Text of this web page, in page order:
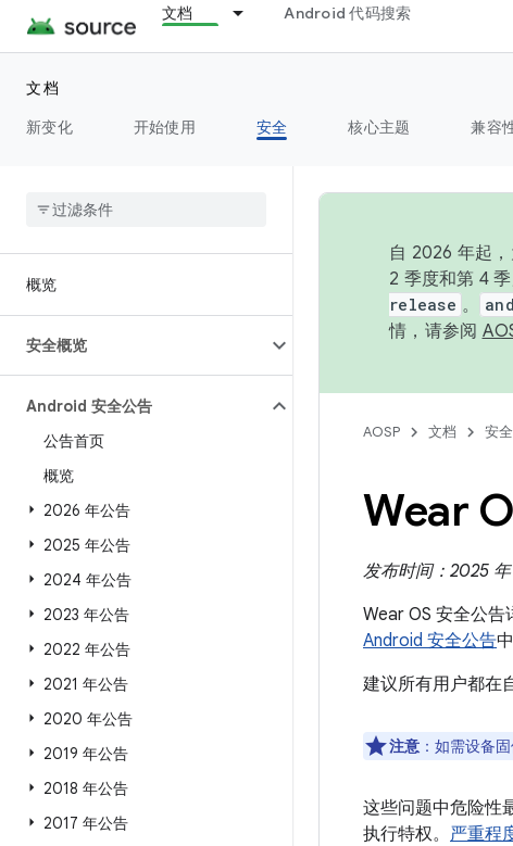
文档 Android 代码搜索
文档
新变化
开始使用 安全 核心主题 兼容
概览
安全概览
Android 安全公告
公告首页
概览
2026 年公告
2025 年公告
2024 年公告
2023 年公告
2022 年公告
2021 年公告
2020 年公告
2019 年公告
2018 年公告
2017 年公告
自 2026 年起
2 季度和第 4
release 。
情，请参阅
AOSP 文档 安全
Wear
发布时间：2025
Wear OS 安全公
Android 安全公告
建议所有用户都在
注意 ：如需设备
这些问题中危险性
执行特权。 严重程